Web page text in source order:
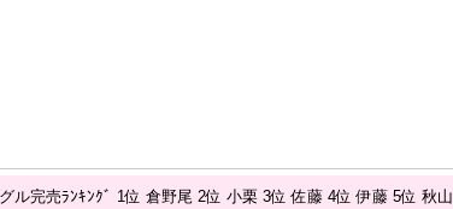
ル完売ﾗﾝｷﾝｸﾞ 1位 倉野尾 2位 小栗 3位 佐藤 4位 伊藤 5位 秋山